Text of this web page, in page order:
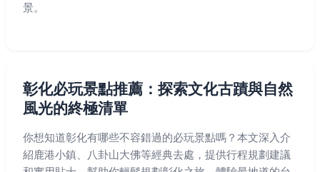
景。
彰化必玩景點推薦：探索文化古蹟與自然
風光的終極清單
你想知道彰化有哪些不容錯過的必玩景點嗎？本文深入介
紹鹿港小鎮、八卦山大佛等經典去處，提供行程規劃建議